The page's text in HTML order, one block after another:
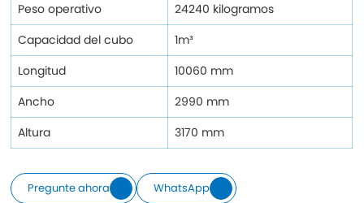
Peso operativo
24240 kilogramos
Capacidad del cubo
1m³
Longitud
10060 mm
Ancho
2990 mm
Altura
3170 mm
Pregunte ahora WhatsApp